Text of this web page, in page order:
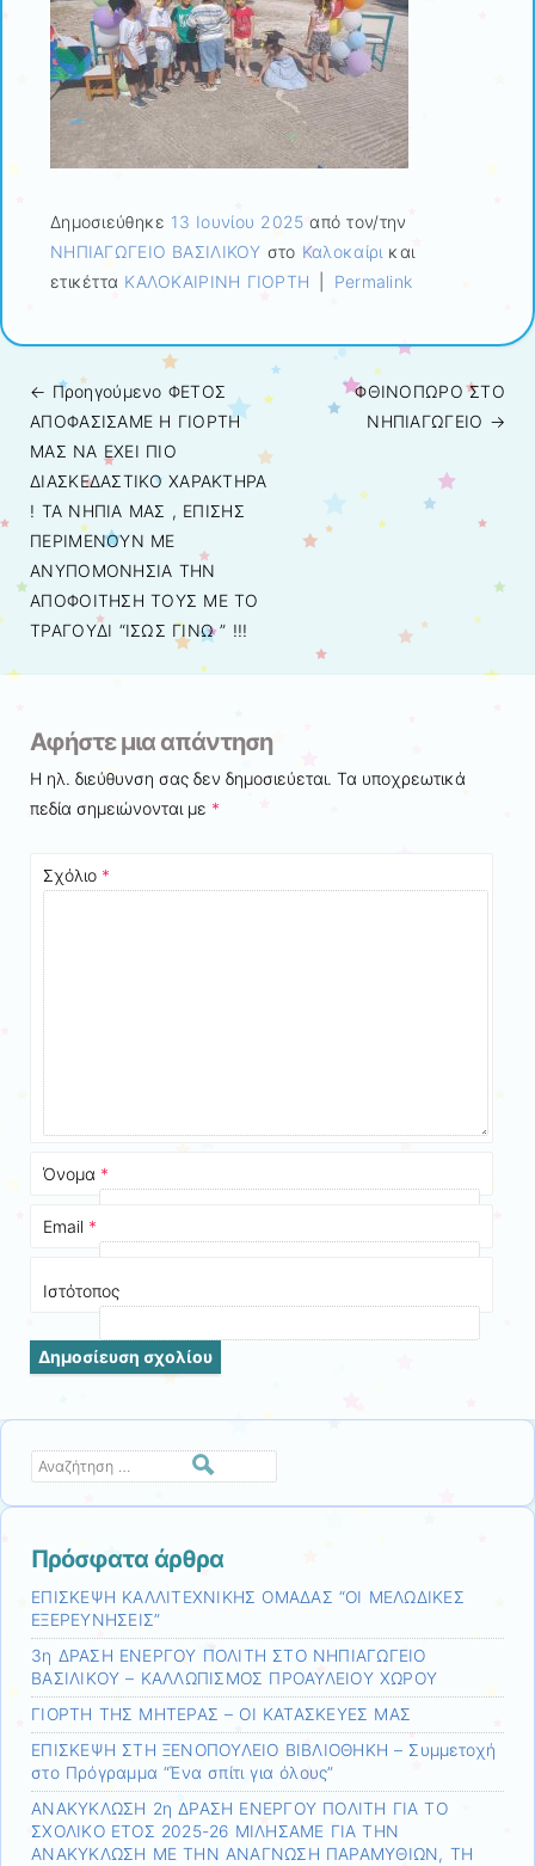
Δημοσιεύθηκε 13 Ιουνίου 2025 από τον/την
ΝΗΠΙΑΓΩΓΕΙΟ ΒΑΣΙΛΙΚΟΥ στο Καλοκαίρι και
ετικέττα ΚΑΛΟΚΑΙΡΙΝΗ ΓΙΟΡΤΗ Permalink
Πλοήγηση άρθρων
← Προηγούμενo ΦΕΤΟΣ
ΑΠΟΦΑΣΙΣΑΜΕ Η ΓΙΟΡΤΗ
ΜΑΣ ΝΑ ΕΧΕΙ ΠΙΟ
ΔΙΑΣΚΕΔΑΣΤΙΚΟ ΧΑΡΑΚΤΗΡΑ
! ΤΑ ΝΗΠΙΑ ΜΑΣ , ΕΠΙΣΗΣ
ΠΕΡΙΜΕΝΟΥΝ ΜΕ
ΑΝΥΠΟΜΟΝΗΣΙΑ ΤΗΝ
ΑΠΟΦΟΙΤΗΣΗ ΤΟΥΣ ΜΕ ΤΟ
ΤΡΑΓΟΥΔΙ “ΙΣΩΣ ΓΙΝΩ ” !!!
ΦΘΙΝΟΠΩΡΟ ΣΤΟ
ΝΗΠΙΑΓΩΓΕΙΟ →
Αφήστε μια απάντηση
Η ηλ. διεύθυνση σας δεν δημοσιεύεται. Τα υποχρεωτικά
πεδία σημειώνονται με *
Σχόλιο *
Όνομα *
Email *
Ιστότοπος
Αναζήτηση
Πρόσφατα άρθρα
ΕΠΙΣΚΕΨΗ ΚΑΛΛΙΤΕΧΝΙΚΗΣ ΟΜΑΔΑΣ “ΟΙ ΜΕΛΩΔΙΚΕΣ
ΕΞΕΡΕΥΝΗΣΕΙΣ”
3η ΔΡΑΣΗ ΕΝΕΡΓΟΥ ΠΟΛΙΤΗ ΣΤΟ ΝΗΠΙΑΓΩΓΕΙΟ
ΒΑΣΙΛΙΚΟΥ – ΚΑΛΛΩΠΙΣΜΟΣ ΠΡΟΑΥΛΕΙΟΥ ΧΩΡΟΥ
ΓΙΟΡΤΗ ΤΗΣ ΜΗΤΕΡΑΣ – ΟΙ ΚΑΤΑΣΚΕΥΕΣ ΜΑΣ
ΕΠΙΣΚΕΨΗ ΣΤΗ ΞΕΝΟΠΟΥΛΕΙΟ ΒΙΒΛΙΟΘΗΚΗ – Συμμετοχή
στο Πρόγραμμα “Ένα σπίτι για όλους”
ΑΝΑΚΥΚΛΩΣΗ 2η ΔΡΑΣΗ ΕΝΕΡΓΟΥ ΠΟΛΙΤΗ ΓΙΑ ΤΟ
ΣΧΟΛΙΚΟ ΕΤΟΣ 2025-26 ΜΙΛΗΣΑΜΕ ΓΙΑ ΤΗΝ
ΑΝΑΚΥΚΛΩΣΗ ΜΕ ΤΗΝ ΑΝΑΓΝΩΣΗ ΠΑΡΑΜΥΘΙΩΝ, ΤΗ